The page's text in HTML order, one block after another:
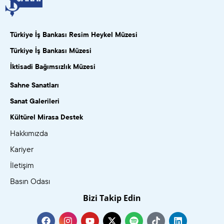
Türkiye İş Bankası Resim Heykel Müzesi
Türkiye İş Bankası Müzesi
İktisadi Bağımsızlık Müzesi
Sahne Sanatları
Sanat Galerileri
Kültürel Mirasa Destek
Hakkımızda
Kariyer
İletişim
Basın Odası
Bizi Takip Edin